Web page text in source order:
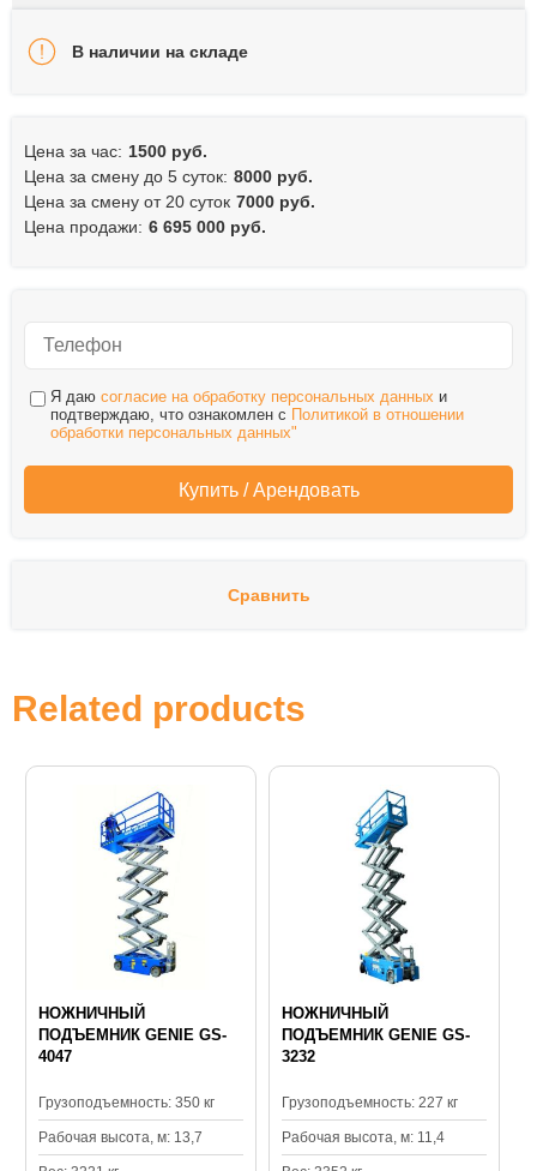
В наличии на складе
Цена за час: 1500 руб.
Цена за смену до 5 суток: 8000 руб.
Цена за смену от 20 суток 7000 руб.
Цена продажи: 6 695 000 руб.
Я даю согласие на обработку персональных данных и
подтверждаю, что ознакомлен с Политикой в отношении
обработки персональных данных"
Сравнить
Related products
НОЖНИЧНЫЙ
ПОДЪЕМНИК GENIE GS-
4047
Грузоподъемность: 350 кг
Рабочая высота, м: 13,7
НОЖНИЧНЫЙ
ПОДЪЕМНИК GENIE GS-
3232
Грузоподъемность: 227 кг
Рабочая высота, м: 11,4